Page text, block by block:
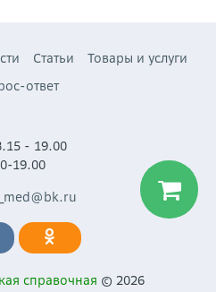
Статьи
Товары и услуги
ответ
- 19.00
19.00
справочная © 2026